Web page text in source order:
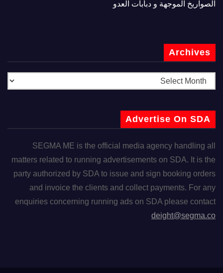
الصواريخ الموجهة و دبابات العدو
Archives
Advertise On SDA
SEGMA ME is the official media agency handling all
matters related to running advertisements on SDA. It is the
party authorized by SDA to issue and sign booking orders
and invoice the clients and collect payments. For any
enquiries concerning running ads on SDA please contact
deight@segma.co